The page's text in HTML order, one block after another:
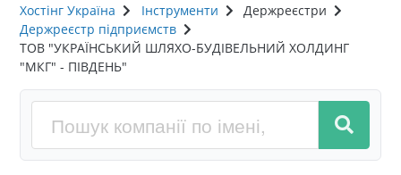
Хостінг Україна Інструменти
Держреєстри
Держреєстр підприємств
ТОВ "УКРАЇНСЬКИЙ ШЛЯХО-БУДІВЕЛЬНИЙ ХОЛДИНГ
"МКГ" - ПІВДЕНЬ"